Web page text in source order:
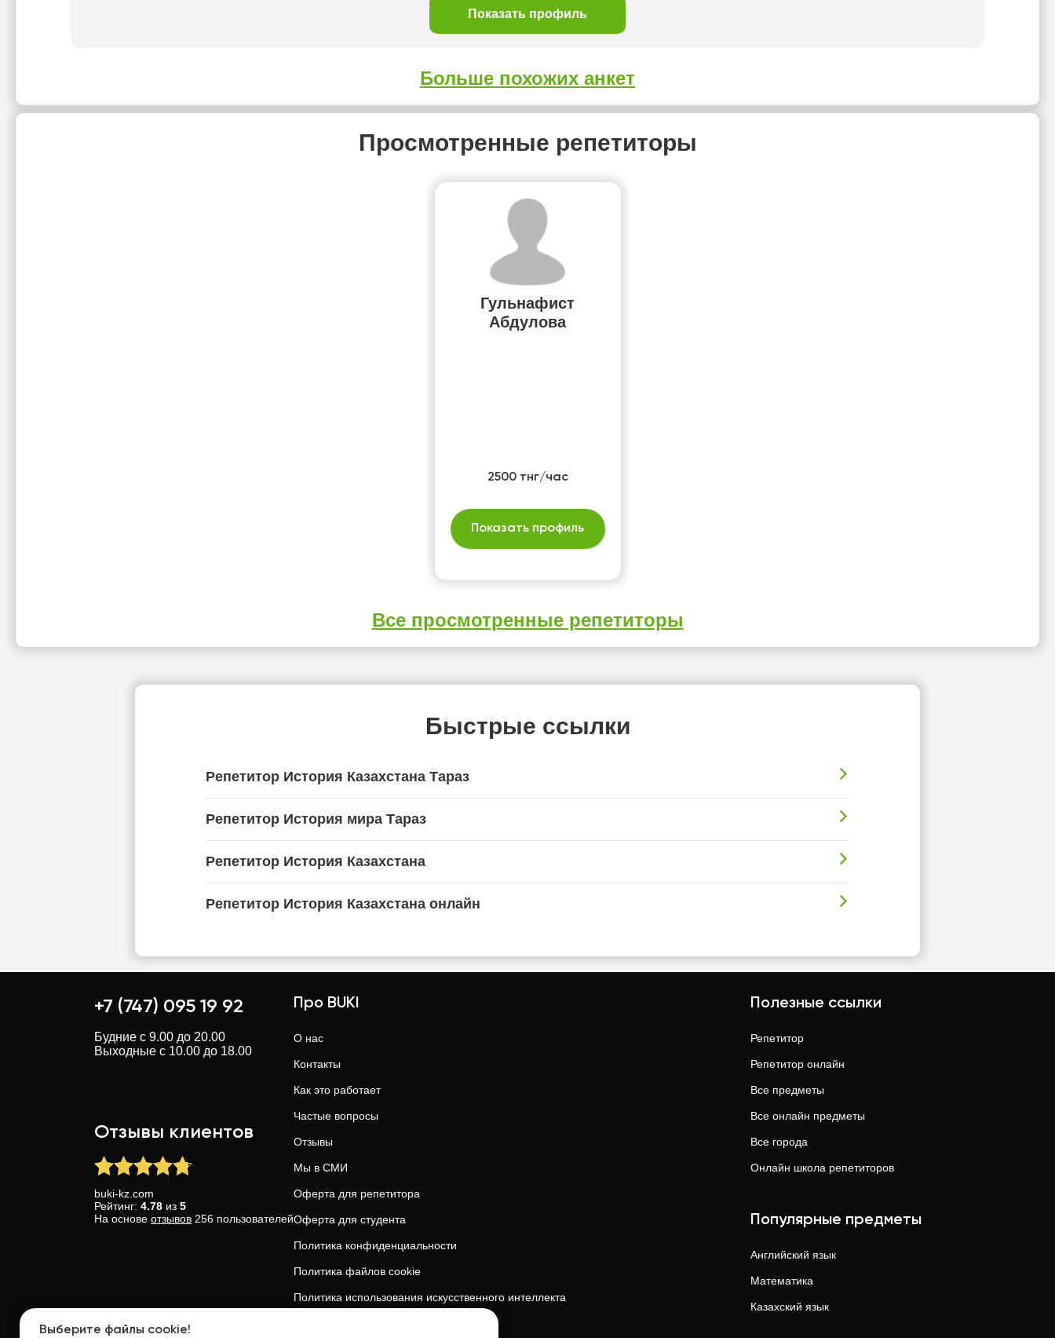
Показать профиль
Больше похожих анкет
Просмотренные репетиторы
Гульнафист
Абдулова
2500 тнг/час
Показать профиль
Все просмотренные репетиторы
Быстрые ссылки
Репетитор История Казахстана Тараз
Репетитор История мира Тараз
Репетитор История Казахстана
Репетитор История Казахстана онлайн
+7 (747) 095 19 92
Будние с 9.00 до 20.00
Выходные с 10.00 до 18.00
Отзывы клиентов
buki-kz.com
Рейтинг: 4.78 из 5
На основе отзывов 256 пользователей
Про BUKI
О нас
Контакты
Как это работает
Частые вопросы
Отзывы
Мы в СМИ
Оферта для репетитора
Оферта для студента
Политика конфиденциальности
Политика файлов cookie
Политика использования искусственного интеллекта
Полезные ссылки
Репетитор
Репетитор онлайн
Все предметы
Все онлайн предметы
Все города
Онлайн школа репетиторов
Популярные предметы
Английский язык
Математика
Казахский язык
Выберите файлы cookie!